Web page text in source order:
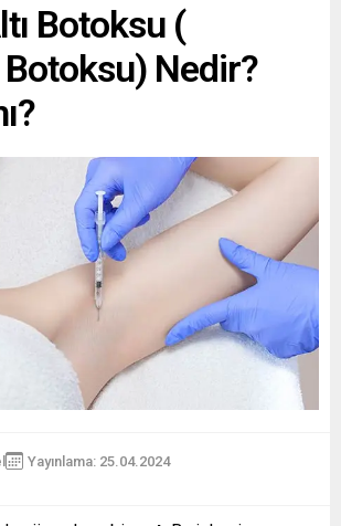
Botoksu (
Nedir?
Yayınlama: 25.04.2024